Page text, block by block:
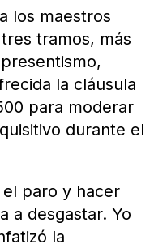
los maestros
tramos, más
la cláusula
para moderar
durante el
paro y hacer
a desgastar. Yo
la